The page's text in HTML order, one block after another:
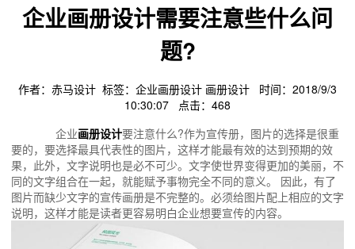
企业画册设计需要注意些什么问
题?
作者：赤马设计 标签： 企业画册设计 画册设计
时间：2018/9/3
10:30:07 点击： 468
企业画册设计要注意什么?作为宣传册，图片的选择是很重
要的，要选择最具代表性的图片，这样才能最有效的达到预期的效
果，此外，文字说明也是必不可少。文字使世界变得更加的美丽，不
同的文字组合在一起，就能赋予事物完全不同的意义。 因此，有了
图片而缺少文字的宣传画册是不完整的。必须给图片配上相应的文字
说明，这样才能是读者更容易明白企业想要宣传的内容。